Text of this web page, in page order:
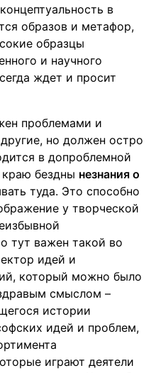
в
образов и метафор,
образцы
и научного
ждет и просит
проблемами и
но должен остро
в допроблемной
краю бездны незнания о
туда. Это способно
у творческой
тут важен такой во
идей и
который можно было
смыслом –
истории
идей и проблем,
играют деятели